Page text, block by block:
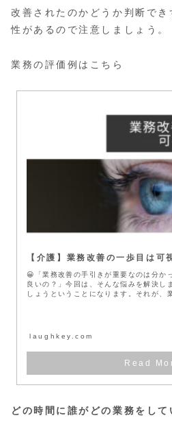
改善されたのかどうか判断で
性があるので注意しましょう。
業務の評価例はこちら
【介護】業務改善の一歩目は可
😀「業務改善の手引きが重要なのは分か
良いの？」今回は、そんな悩みを解決し
しょうということになります。それが、
laughkey.com
どの時間に誰がどの業務をして